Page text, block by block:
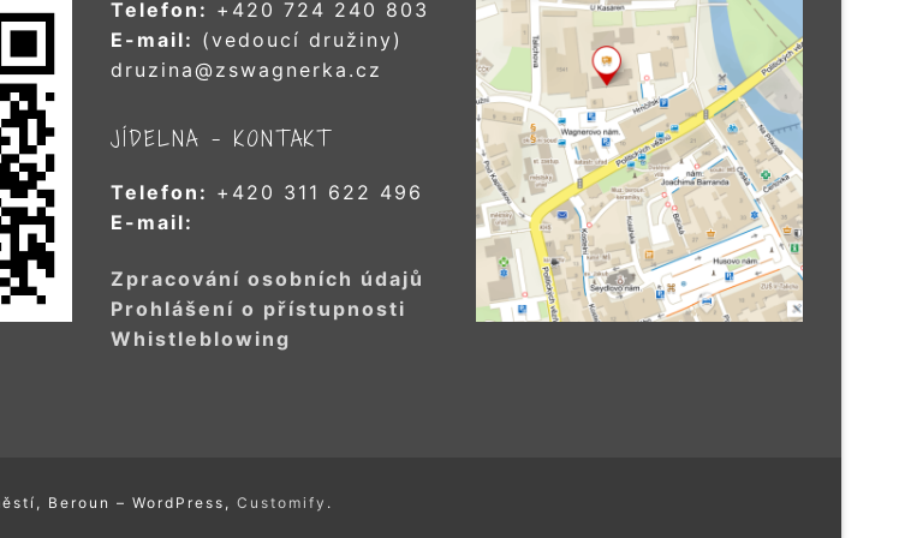
Telefon: +420 724 240 803
E-mail: (vedoucí družiny)
druzina@zswagnerka.cz
JÍDELNA – KONTAKT
Telefon: +420 311 622 496
E-mail:
Zpracování osobních údajů
Prohlášení o přístupnosti
Whistleblowing
Beroun – WordPress, Customify .